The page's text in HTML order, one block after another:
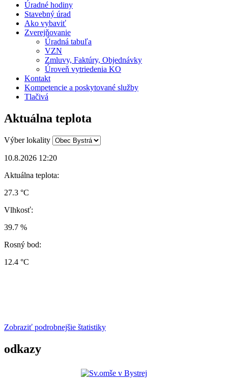
Úradné hodiny
Stavebný úrad
Ako vybaviť
Zverejňovanie
Úradná tabuľa
VZN
Zmluvy, Faktúry, Objednávky
Úroveň vytriedenia KO
Kontakt
Kompetencie a poskytované služby
Tlačivá
Aktuálna teplota
Výber lokality
10.8.2026 12:20
Aktuálna teplota:
27.3 °C
Vlhkosť:
39.7 %
Rosný bod:
12.4 °C
Zobraziť podrobnejšie štatistiky
odkazy